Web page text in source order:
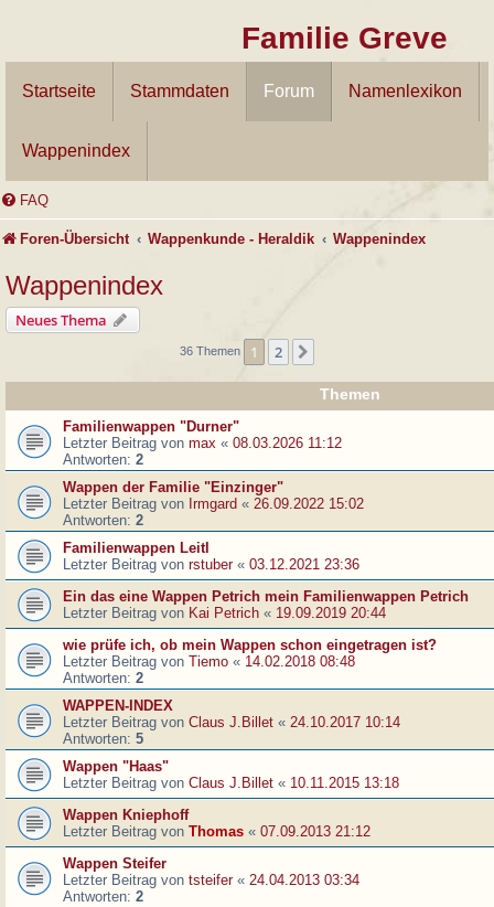
Familie Greve
Startseite Stammdaten Forum Namenlexikon
Wappenindex
FAQ
Foren-Übersicht Wappenkunde - Heraldik Wappenindex
Wappenindex
Neues Thema
36 Themen 1 2
Themen
Familienwappen "Durner"
Letzter Beitrag von max « 08.03.2026 11:12
Antworten: 2
Wappen der Familie "Einzinger"
Letzter Beitrag von Irmgard « 26.09.2022 15:02
Antworten: 2
Familienwappen Leitl
Letzter Beitrag von rstuber« 03.12.2021 23:36
Ein das eine Wappen Petrich mein Familienwappen Petrich
Letzter Beitrag von Kai Petrich « 19.09.2019 20:44
wie prüfe ich, ob mein Wappen schon eingetragen ist?
Letzter Beitrag von Tiemo « 14.02.2018 08:48
Antworten: 2
WAPPEN-INDEX
Letzter Beitrag von Claus J.Billet « 24.10.2017 10:14
Antworten: 5
Wappen "Haas"
Letzter Beitrag von Claus J.Billet « 10.11.2015 13:18
Wappen Kniephoff
Letzter Beitrag von Thomas « 07.09.2013 21:12
Wappen Steifer
Letzter Beitrag von tsteifer« 24.04.2013 03:34
Antworten: 2